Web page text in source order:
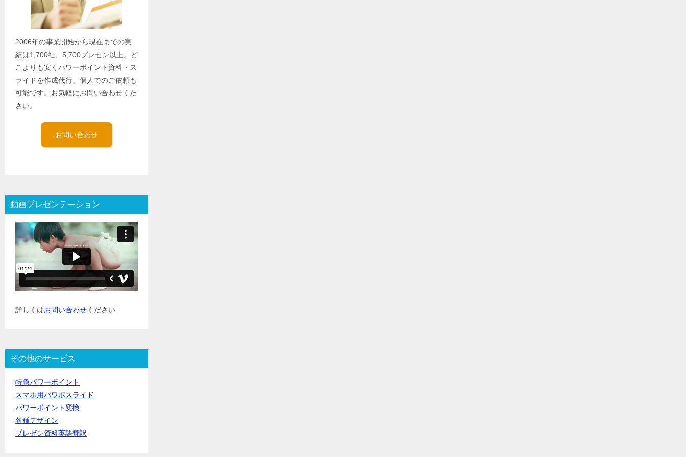
2006年の事業開始から現在までの実
績は1,700社、5,700プレゼン以上。ど
こよりも安くパワーポイント資料・ス
ライドを作成代行。個人でのご依頼も
可能です。お気軽にお問い合わせくだ
さい。
お問い合わせ
動画プレゼンテーション
詳しくはお問い合わせください
その他のサービス
特急パワーポイント
スマホ用パワポスライド
パワーポイント変換
各種デザイン
プレゼン資料英語翻訳